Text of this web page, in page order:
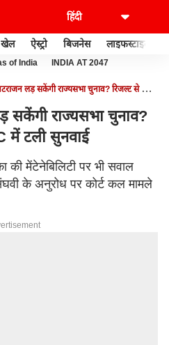
खेल ऐस्ट्रो बिजनेस लाइफस्टाइल
of India INDIA AT 2047
नटराजन लड़ सकेंगी राज्यसभा चुनाव? रिजल्ट से ठीक
सकेंगी राज्यसभा चुनाव?
में टली सुनवाई
की मेंटेनेबिलिटी पर भी सवाल
के अनुरोध पर कोर्ट कल मामले